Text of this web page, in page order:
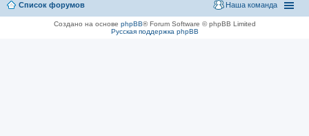
Список форумов Наша команда
Создано на основе phpBB® Forum Software © phpBB Limited
Русская поддержка phpBB